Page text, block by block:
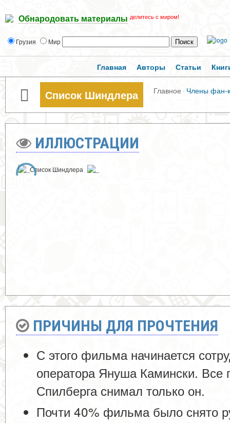
Обнародовать материалы делитесь с миром!
Грузия Мир
Главная Авторы Статьи
Список Шиндлера Главное · Члены фан-
ИЛЛЮСТРАЦИИ
ПРИЧИНЫ ДЛЯ ПРОЧТЕНИЯ
С этого фильма начинается
оператора Януша Камински.
Спилберга снимал только он.
Почти 40% фильма было снято